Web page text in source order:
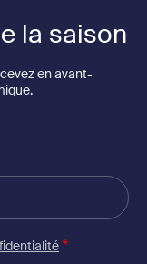
la saison
en avant-